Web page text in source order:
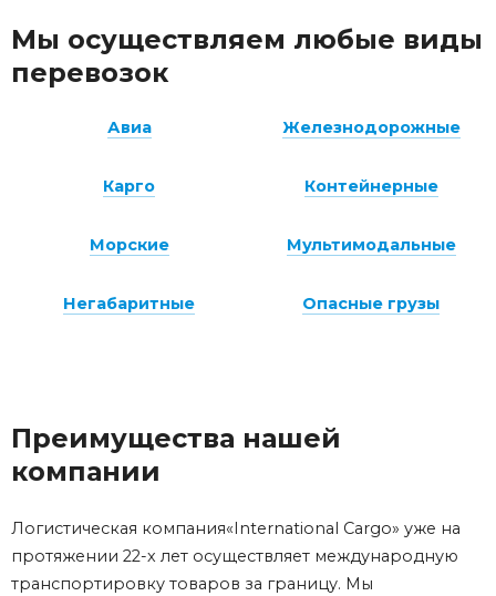
Преимущества нашей
компании
Логистическая компания«International Cargo» уже на
протяжении 22-х лет осуществляет международную
транспортировку товаров за границу. Мы
Мы осуществляем любые виды
перевозок
Авиа Железнодорожные
Карго Контейнерные
Морские Мультимодальные
Негабаритные Опасные грузы